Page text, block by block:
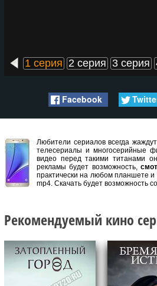
1 серия 2 серия 3 серия
Facebook
Любители сериалов всегда
телесериалы и многосерийные
видео перед такими титанами
рекламы будет возможность,
практически на любом планшете
mp4. Скачать будет возможность
Рекомендуемый кино